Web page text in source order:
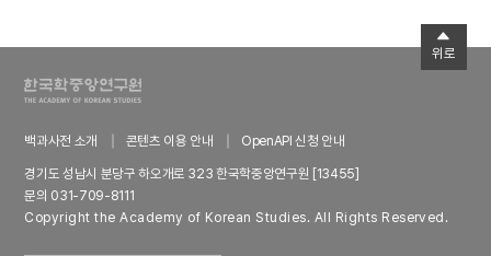
백과사전 소개 콘텐츠 이용 안내
OpenAPI 신청 안내
경기도 성남시 분당구 하오개로 323 한국학중앙연구원 [13455]
문의 031-709-8111
Copyright the Academy of Korean Studies. All Rights Reserved.
위로